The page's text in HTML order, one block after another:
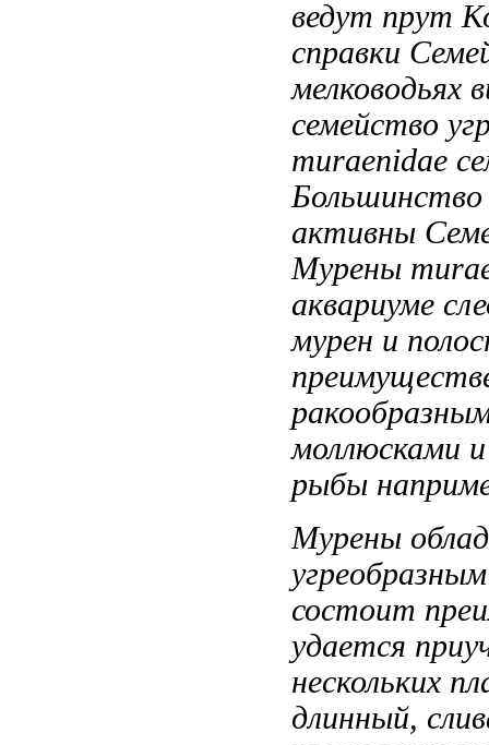
ведут прут
справки
мелководьях
семейство
muraenidae
активны
Мурены
аквариуме
мурен и
моллюсками
рыбы
Мурены
состоит
удается
нескольких
длинный,